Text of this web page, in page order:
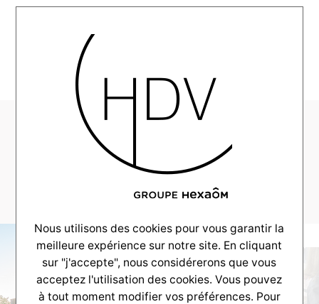
HDV-Couleur-Villas-
Realisation-
Arcachon–_0019_19
Nous utilisons des cookies pour vous garantir la
meilleure expérience sur notre site. En cliquant
sur "j'accepte", nous considérerons que vous
acceptez l'utilisation des cookies. Vous pouvez
à tout moment modifier vos préférences. Pour